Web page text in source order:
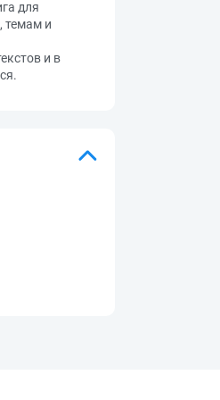
для
темам и
и в